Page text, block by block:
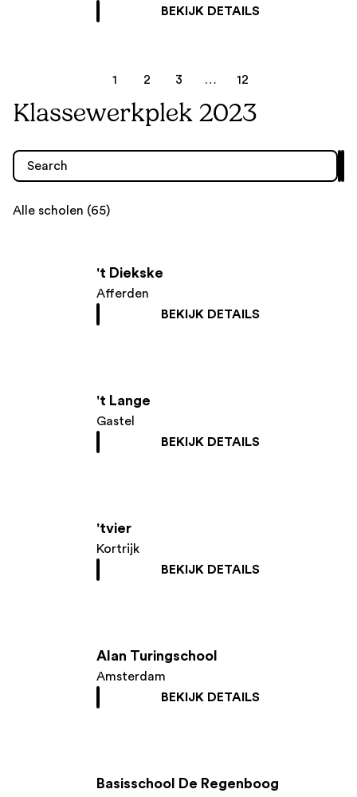
BEKIJK DETAILS
1 2 3 … 12
Klassewerkplek 2023
Alle scholen (65)
't Diekske
Afferden
BEKIJK DETAILS
't Lange
Gastel
BEKIJK DETAILS
'tvier
Kortrijk
BEKIJK DETAILS
Alan Turingschool
Amsterdam
BEKIJK DETAILS
Basisschool De Regenboog